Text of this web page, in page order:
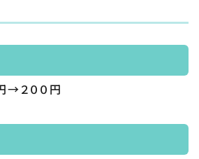
→２００円